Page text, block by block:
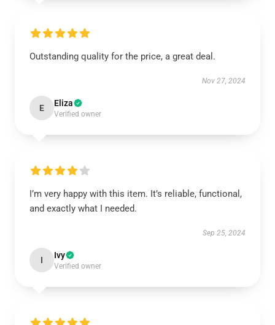
Outstanding quality for the price, a great deal.
Nov 27, 2024
E Eliza
Verified owner
I’m very happy with this item. It’s reliable, functional,
and exactly what I needed.
Sep 25, 2024
I Ivy
Verified owner